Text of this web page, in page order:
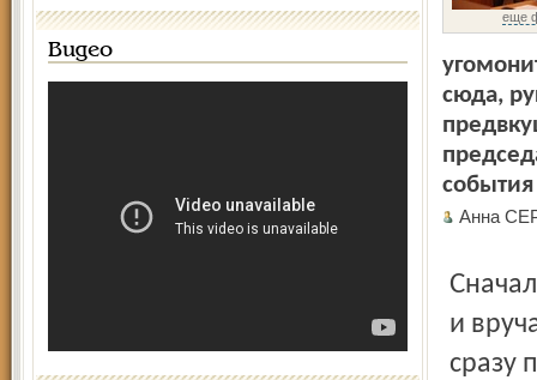
Видео
еще
сюда,
Анна
Сначала Евгений Урлашов вызывал депутатов по одному
и
сразу